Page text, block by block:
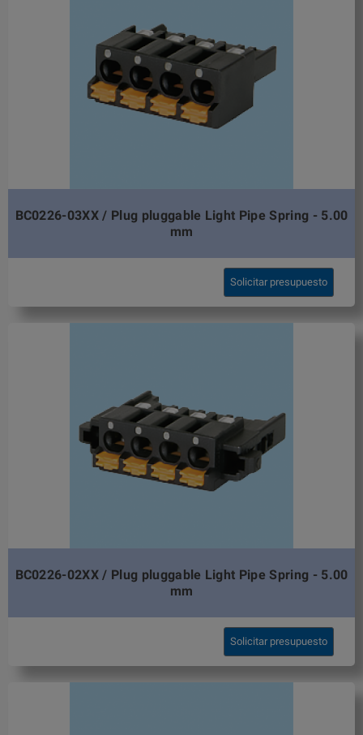
BC0226-03XX / Plug pluggable Light Pipe Spring - 5.00
mm
Solicitar presupuesto
BC0226-02XX / Plug pluggable Light Pipe Spring - 5.00
mm
Solicitar presupuesto